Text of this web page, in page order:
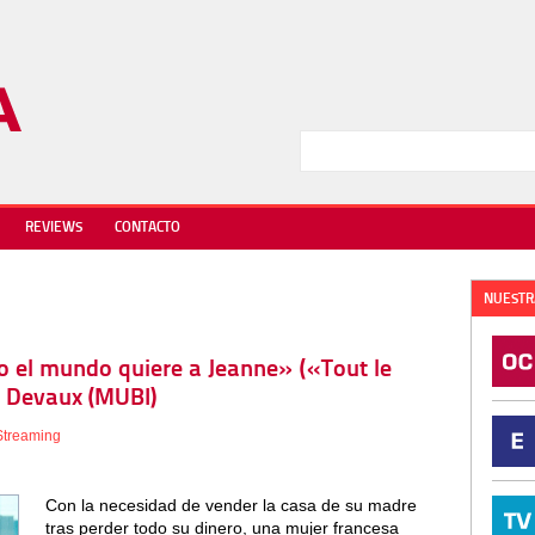
REVIEWS CONTACTO
el mundo quiere a Jeanne» («Tout le
(MUBI)
Con la necesidad de vender la casa de su madre
tras perder todo su dinero, una mujer francesa